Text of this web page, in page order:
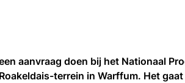
aanvraag doen bij het Nationaal
terrein in Warffum. Het gaat